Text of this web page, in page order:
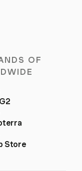
OF
G2
Store